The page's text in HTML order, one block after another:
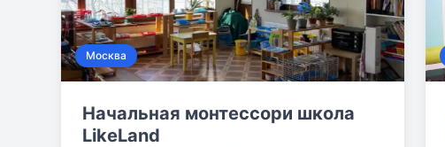
Москва
Начальная монтессори школа
LikeLand